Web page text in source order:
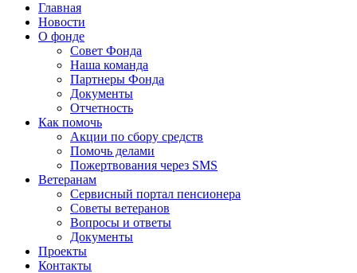
Главная
Новости
О фонде
Совет Фонда
Наша команда
Партнеры Фонда
Документы
Отчетность
Как помочь
Акции по сбору средств
Помочь делами
Пожертвования через SMS
Ветеранам
Сервисный портал пенсионера
Советы ветеранов
Вопросы и ответы
Документы
Проекты
Контакты